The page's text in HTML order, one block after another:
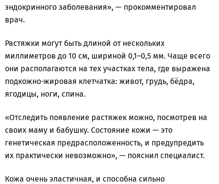
эндокринного заболевания», — прокомментировал
врач.
Растяжки могут быть длиной от нескольких
миллиметров до 10 см, шириной 0,1–0,5 мм. Чаще всего
они располагаются на тех участках тела, где выражена
подкожно-жировая клетчатка: живот, грудь, бёдра,
ягодицы, ноги, спина.
«Отследить появление растяжек можно, посмотрев на
своих маму и бабушку. Состояние кожи — это
генетическая предрасположенность, и предупредить
их практически невозможно», — пояснил специалист.
Кожа очень эластичная, и способна сильно